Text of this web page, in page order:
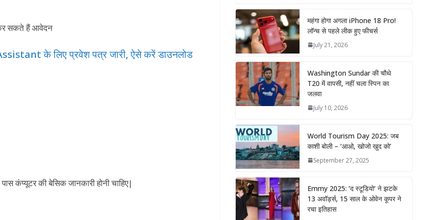
के लिए प्रवेश पत्र जारी, ऐसे करें डाउनलोड
कंप्यूटर की बेसिक जानकारी होनी चाहिए|
महंगा होगा अगला iPhone 18 Pro!
लॉन्च से पहले लीक हुए फीचर्स
July 21, 2026
Washington Sundar की चौथे
T20 में वापसी, नहीं चला स्पिन का
जलवा
July 10, 2026
World Tourism Day 2025: जब
काशी बोली – ‘आओ, खोजो खुद को’
September 27, 2025
Emmy 2025: ‘द स्टूडियो’ ने झटके
13 अवॉर्ड्स, 15 साल के ओवेन कूपर ने
रचा इतिहास